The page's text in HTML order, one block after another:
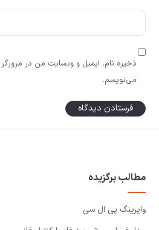
ذخیره نام، ایمیل و وبسایت من در
می‌نویسم.
مطالب برگزیده
وایرینگ پی ال سی